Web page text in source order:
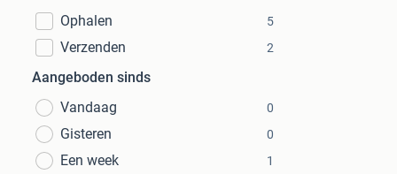
Ophalen
5
Verzenden 2
Aangeboden sinds
Vandaag
0
Gisteren 0
Een week 1